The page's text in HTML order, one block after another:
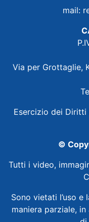
mail:
Via per Grottaglie,
Esercizio dei
©
Tutti i video,
Sono vietati l’uso
maniera parziale,